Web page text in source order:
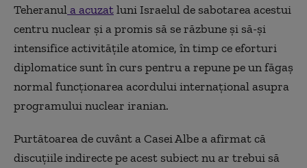
Teheranula acuzatluni Israelul de sabotarea acestui
centru nuclear şi a promis să se răzbune şi să-şi
intensifice activităţile atomice, în timp ce eforturi
diplomatice sunt în curs pentru a repune pe un făgaş
normal funcţionarea acordului internaţional asupra
programului nuclear iranian.
Purtătoarea de cuvânt a Casei Albe a afirmat că
discuţiile indirecte pe acest subiect nu ar trebui să